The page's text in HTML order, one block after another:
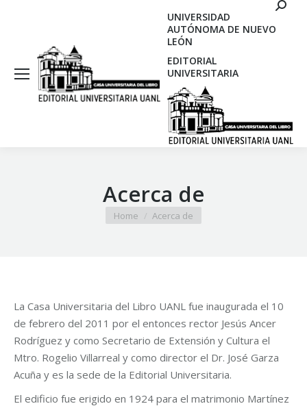
UNIVERSIDAD
AUTÓNOMA DE NUEVO
LEÓN
EDITORIAL
UNIVERSITARIA
Acerca de
You are here:
Home Acerca de
La Casa Universitaria del Libro UANL fue inaugurada el 10
de febrero del 2011 por el entonces rector Jesús Ancer
Rodríguez y como Secretario de Extensión y Cultura el
Mtro. Rogelio Villarreal y como director el Dr. José Garza
Acuña y es la sede de la Editorial Universitaria.
El edificio fue erigido en 1924 para el matrimonio Martínez